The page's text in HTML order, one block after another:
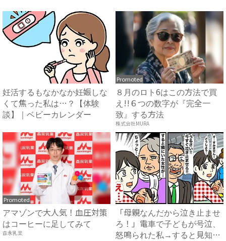
妊活するもなかなか妊娠しな
くて焦った私は…？【体験
談】｜ベビーカレンダー
Promoted
８月のロト6はこの方法で買
え!!６つの数字が『完全一
致』する方法
株式会社MURA
Promoted
アマゾンで大人気！血圧対策
はコーヒーに足してみて
森永乳業
「母親なんだから泣き止ませ
ろ！」電車で子どもが号泣、
怒鳴られた私→すると見知ら